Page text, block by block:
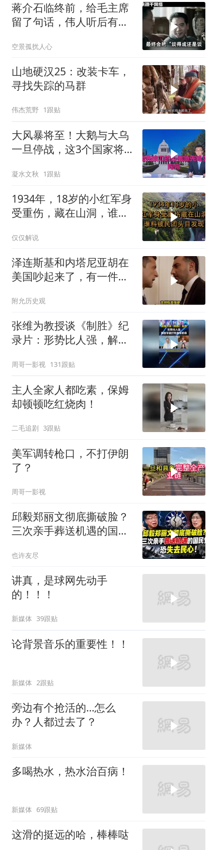
蒋介石临终前，给毛主席
留了句话，伟人听后有什
空景孤扰人心
山地硬汉25：改装卡车，
寻找失踪的马群
伟杰荒野 1跟贴
大风暴将至！大鹅与大乌
一旦停战，这3个国家将
凝水文秋 1跟贴
1934年，18岁的小红军身
受重伤，藏在山洞，谁料
仅仅解说
泽连斯基和内塔尼亚胡在
美国吵起来了，有一件事
附允历史观
张维为教授谈《制胜》纪
录片：形势比人强，解放
周哥一影视 131跟贴
主人全家人都吃素，保姆
却顿顿吃红烧肉！
二毛追剧 3跟贴
美军调转枪口，不打伊朗
了？
周哥一影视
邱毅郑丽文彻底撕破脸？
三次亲手葬送机遇的国民
也许友尽
讲真，是球网先动手
的！！！
新媒体 39跟贴
论背景音乐的重要性！！
新媒体 2跟贴
旁边有个抢活的…怎么
办？人都过去了？
新媒体
多喝热水，热水治百病！
新媒体 69跟贴
这滑的挺远的哈，棒棒哒